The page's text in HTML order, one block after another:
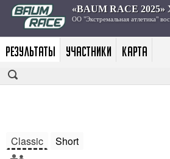
РЕЗУЛЬТАТЫ УЧАСТНИКИ КАРТА
Classic Short